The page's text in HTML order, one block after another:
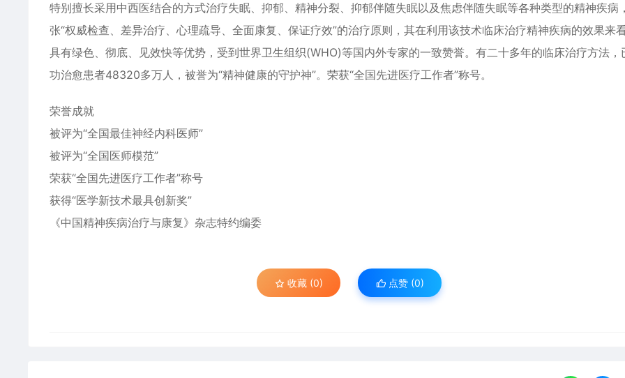
特别擅长采用中西医结合的方式治疗失眠、抑郁、精神分裂、抑郁伴随失眠以及焦虑伴随失眠等各种类型的精神疾病
张“权威检查、差异治疗、心理疏导、全面康复、保证疗效”的治疗原则，其在利用该技术临床治疗精神疾病的效果来
具有绿色、彻底、见效快等优势，受到世界卫生组织(WHO)等国内外专家的一致赞誉。有二十多年的临床治疗方法，
功治愈患者48320多万人，被誉为“精神健康的守护神”。荣获“全国先进医疗工作者”称号。
荣誉成就
被评为“全国最佳神经内科医师”
被评为“全国医师模范”
荣获“全国先进医疗工作者”称号
获得“医学新技术最具创新奖”
《中国精神疾病治疗与康复》杂志特约编委
收藏 (0) 点赞 (0)